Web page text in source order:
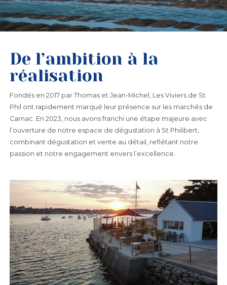
De l’ambition à la
réalisation
Fondés en 2017 par Thomas et Jean-Michel, Les Viviers de St
Phil ont rapidement marqué leur présence sur les marchés de
Carnac. En 2023, nous avons franchi une étape majeure avec
l’ouverture de notre espace de dégustation à St Philibert,
combinant dégustation et vente au détail, reflétant notre
passion et notre engagement envers l’excellence.